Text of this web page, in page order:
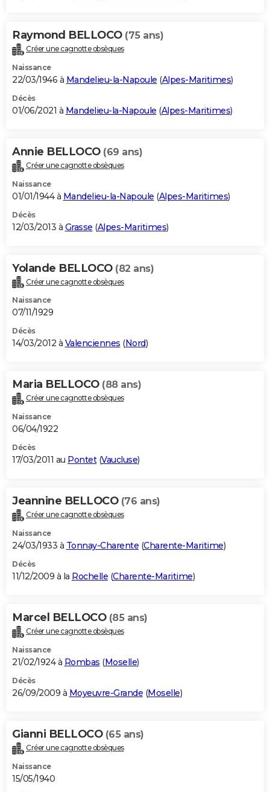
Bricolage
Lifestyle
Culture
Sport
Auto
Television
Voyage
Cinema
Raymond BELLOCO (75 ans)
Créer une cagnotte obsèques
Naissance
22/03/1946 à Mandelieu-la-Napoule (Alpes-Maritimes)
Décès
01/06/2021 à Mandelieu-la-Napoule (Alpes-Maritimes)
Annie BELLOCO (69 ans)
Créer une cagnotte obsèques
Naissance
01/01/1944 à Mandelieu-la-Napoule (Alpes-Maritimes)
Décès
12/03/2013 à Grasse (Alpes-Maritimes)
Yolande BELLOCO (82 ans)
Créer une cagnotte obsèques
Naissance
07/11/1929
Décès
14/03/2012 à Valenciennes (Nord)
Maria BELLOCO (88 ans)
Créer une cagnotte obsèques
Naissance
06/04/1922
Décès
17/03/2011 au Pontet(Vaucluse)
Jeannine BELLOCO (76 ans)
Créer une cagnotte obsèques
Naissance
24/03/1933 à Tonnay-Charente (Charente-Maritime)
Décès
11/12/2009 à la Rochelle (Charente-Maritime)
Marcel BELLOCO (85 ans)
Créer une cagnotte obsèques
Naissance
21/02/1924 à Rombas (Moselle)
Décès
26/09/2009 à Moyeuvre-Grande (Moselle)
Gianni BELLOCO (65 ans)
Créer une cagnotte obsèques
Naissance
15/05/1940